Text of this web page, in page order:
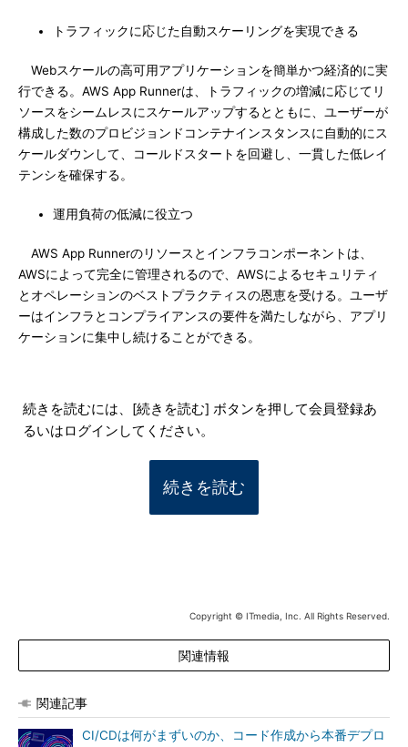
トラフィックに応じた自動スケーリングを実現できる
Webスケールの高可用アプリケーションを簡単かつ経済的に実
行できる。AWS App Runnerは、トラフィックの増減に応じてリ
ソースをシームレスにスケールアップするとともに、ユーザーが
構成した数のプロビジョンドコンテナインスタンスに自動的にス
ケールダウンして、コールドスタートを回避し、一貫した低レイ
テンシを確保する。
運用負荷の低減に役立つ
AWS App Runnerのリソースとインフラコンポーネントは、
AWSによって完全に管理されるので、AWSによるセキュリティ
とオペレーションのベストプラクティスの恩恵を受ける。ユーザ
ーはインフラとコンプライアンスの要件を満たしながら、アプリ
ケーションに集中し続けることができる。
続きを読むには、[続きを読む] ボタンを押して会員登録あ
るいはログインしてください。
続きを読む
Copyright © ITmedia, Inc. All Rights Reserved.
関連情報
関連記事
CI/CDは何がまずいのか、コード作成から本番デプロ